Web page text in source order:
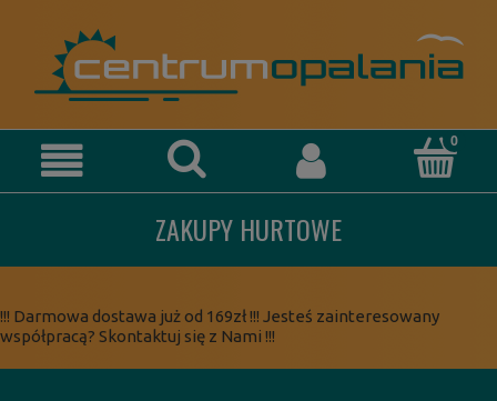
ZAKUPY HURTOWE
!!! Darmowa dostawa już od 169zł !!! Jesteś zainteresowany
współpracą? Skontaktuj się z Nami !!!